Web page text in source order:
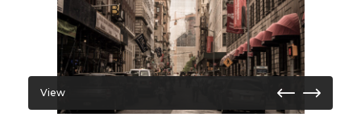
View